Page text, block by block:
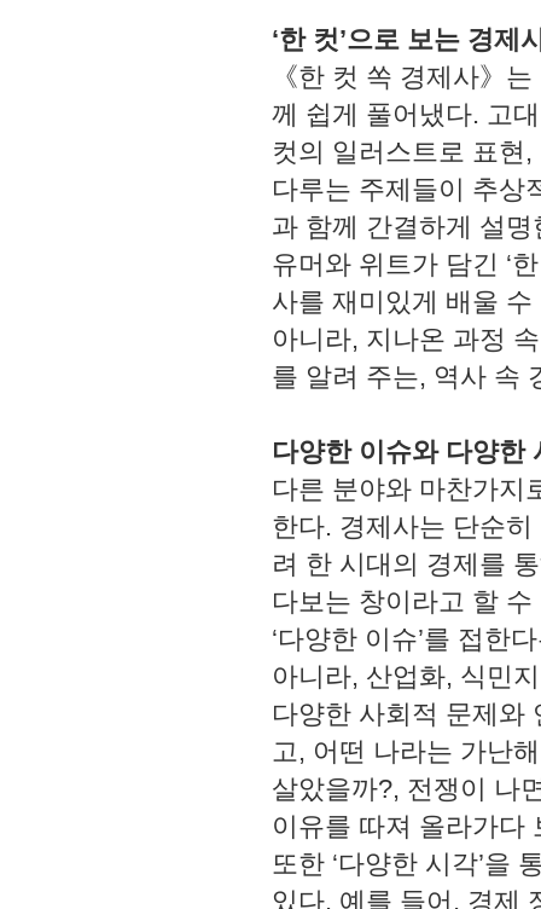
‘한 컷’으로 보는 경제
《한 컷 쏙 경제사》
께 쉽게 풀어냈다. 고
컷의 일러스트로 표현
다루는 주제들이 추상
과 함께 간결하게 설명
유머와 위트가 담긴 ‘
사를 재미있게 배울
아니라, 지나온 과정
를 알려 주는, 역사 속
다양한 이슈와 다양한
다른 분야와 마찬가지
한다. 경제사는 단순
려 한 시대의 경제를
다보는 창이라고 할
‘다양한 이슈’를 접한
아니라, 산업화, 식민
다양한 사회적 문제와
고, 어떤 나라는 가난
살았을까?, 전쟁이 나
이유를 따져 올라가다
또한 ‘다양한 시각’을
있다. 예를 들어, 경제